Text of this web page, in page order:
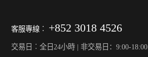
客服專線︰ +852 3018 4526
交易日︰全日24小時 | 非交易日：9:00-18:00